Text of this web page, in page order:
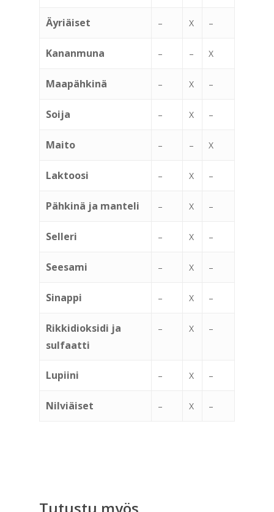
Äyriäiset – X –
Kananmuna – – X
Maapähkinä – X –
Soija – X –
Maito – – X
Laktoosi – X –
Pähkinä ja manteli – X –
Selleri – X –
Seesami – X –
Sinappi – X –
Rikkidioksidi ja
sulfaatti
– X –
Lupiini – X –
Nilviäiset – X –